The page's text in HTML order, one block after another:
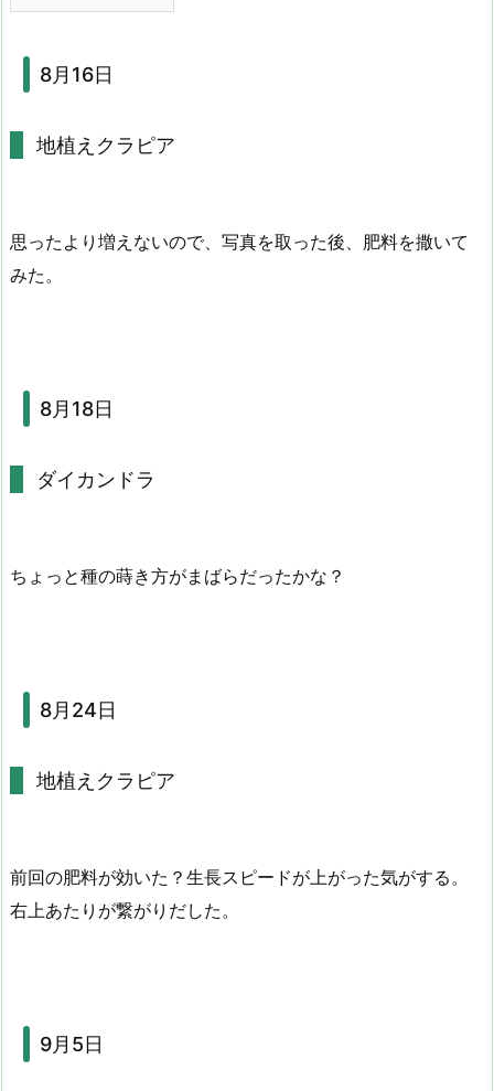
8月16日
地植えクラピア
思ったより増えないので、写真を取った後、肥料を撒いて
みた。
8月18日
ダイカンドラ
ちょっと種の蒔き方がまばらだったかな？
8月24日
地植えクラピア
前回の肥料が効いた？生長スピードが上がった気がする。
右上あたりが繋がりだした。
9月5日